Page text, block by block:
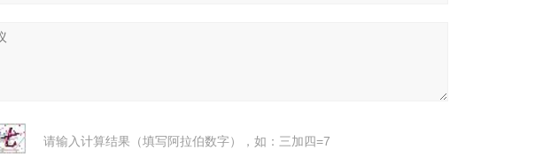
请输入计算结果（填写阿拉伯数字），如：三加四=7